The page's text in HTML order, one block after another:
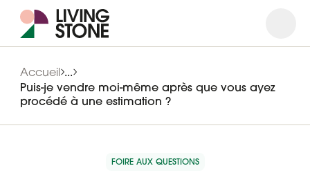
Accueil ...
Puis-je vendre moi-même après que vous ayez
procédé à une estimation ?
FOIRE AUX QUESTIONS